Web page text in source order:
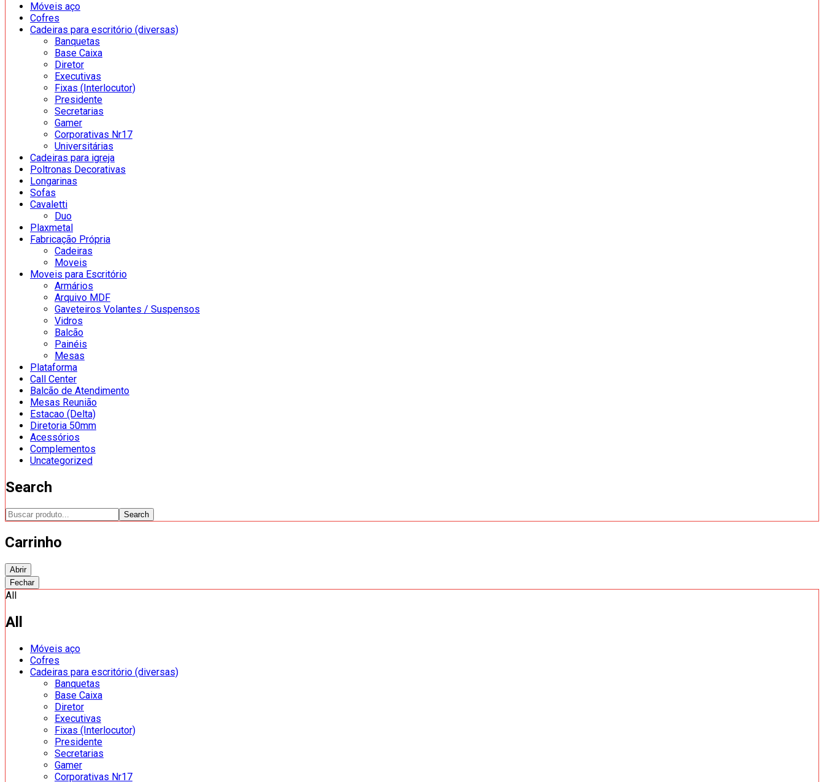
Móveis aço
Cofres
Cadeiras para escritório (diversas)
Banquetas
Base Caixa
Diretor
Executivas
Fixas (Interlocutor)
Presidente
Secretarias
Gamer
Corporativas Nr17
Universitárias
Cadeiras para igreja
Poltronas Decorativas
Longarinas
Sofas
Cavaletti
Duo
Plaxmetal
Fabricação Própria
Cadeiras
Moveis
Moveis para Escritório
Armários
Arquivo MDF
Gaveteiros Volantes / Suspensos
Vidros
Balcão
Painéis
Mesas
Plataforma
Call Center
Balcão de Atendimento
Mesas Reunião
Estacao (Delta)
Diretoria 50mm
Acessórios
Complementos
Uncategorized
Search
Search
Carrinho
Abrir
Fechar
All
All
Móveis aço
Cofres
Cadeiras para escritório (diversas)
Banquetas
Base Caixa
Diretor
Executivas
Fixas (Interlocutor)
Presidente
Secretarias
Gamer
Corporativas Nr17